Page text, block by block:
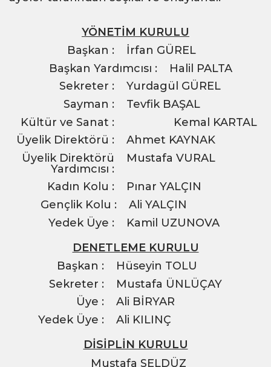
YÖNETİM KURULU
Başkan :
İrfan GÜREL
Başkan Yardımcısı :
Halil PALTA
Sekreter :
Yurdagül GÜREL
Sayman :
Tevfik BAŞAL
Kültür ve Sanat :
Kemal KARTAL
Üyelik Direktörü :
Ahmet KAYNAK
Üyelik Direktörü
Yardımcısı :
Mustafa VURAL
Kadın Kolu :
Pınar YALÇIN
Gençlik Kolu :
Ali YALÇIN
Yedek Üye :
Kamil UZUNOVA
DENETLEME KURULU
Başkan :
Hüseyin TOLU
Sekreter :
Mustafa ÜNLÜÇAY
Üye :
Ali BİRYAR
Yedek Üye :
Ali KILINÇ
DİSİPLİN KURULU
Mustafa SELDÜZ